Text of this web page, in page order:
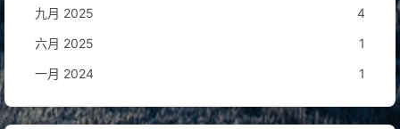
九月 2025
4
六月 2025
1
一月 2024
1